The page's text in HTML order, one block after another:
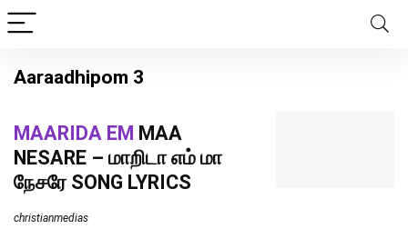
Aaraadhipom 3
MAARIDA EM MAA
NESARE – மாறிடா எம் மா
நேசரே SONG LYRICS
christianmedias